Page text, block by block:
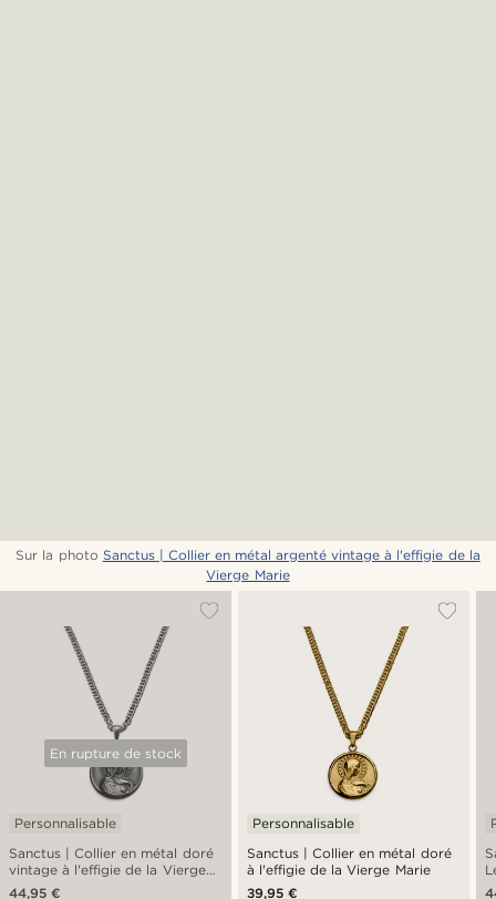
Sur la photo Sanctus | Collier en métal argenté vintage à l'effigie de la
Vierge Marie
En rupture de stock
Sanctus | Collier en métal doré
vintage à l'effigie de la Vierge
Marie
Personnalisable
44,95 €
Sanctus | Collier en métal doré
à l'effigie de la Vierge Marie
Personnalisable
39,95 €